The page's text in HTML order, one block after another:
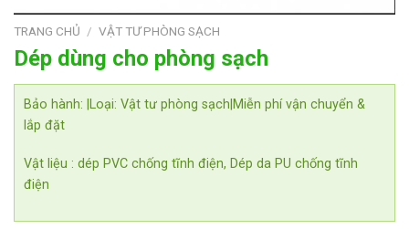
TRANG CHỦ / VẬT TƯ PHÒNG SẠCH
Dép dùng cho phòng sạch
Bảo hành: Loại: Vật tư phòng sạch Miễn phí vận chuyển &
lắp đặt
Vật liệu : dép PVC chống tĩnh điện, Dép da PU chống tĩnh
điện